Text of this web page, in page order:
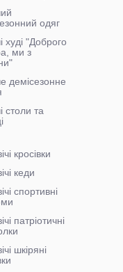
одяг
худі "Доброго
ми з
демісезонне
столи та
кросівки
кеди
спортивні
патріотичні
шкіряні